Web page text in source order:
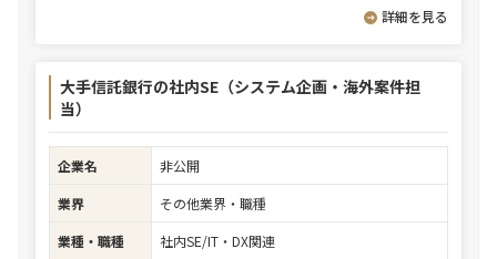
詳細を見る
大手信託銀行の社内SE（システム企画・海外案件担
当）
企業名
非公開
業界
その他業界・職種
業種・職種
社内SE/IT・DX関連